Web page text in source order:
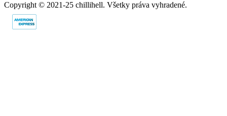
Copyright © 2021-25 chillihell. Všetky práva vyhradené.